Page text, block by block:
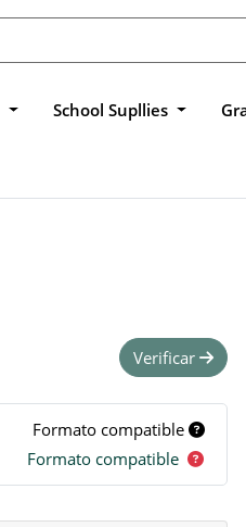
School Supllies
Verificar
Formato compatible
Formato compatible